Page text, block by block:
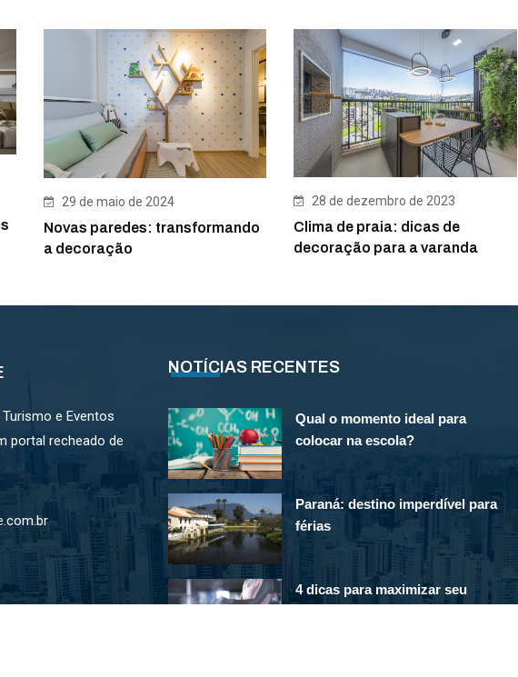
29 de maio de 2024
Novas paredes: transformando
a decoração
28 de dezembro de 2023
Clima de praia: dicas de
decoração para a varanda
e Eventos
portal recheado de
NOTÍCIAS RECENTES
Qual o momento ideal para
colocar na escola?
Paraná: destino imperdível para
férias
4 dicas para maximizar seu